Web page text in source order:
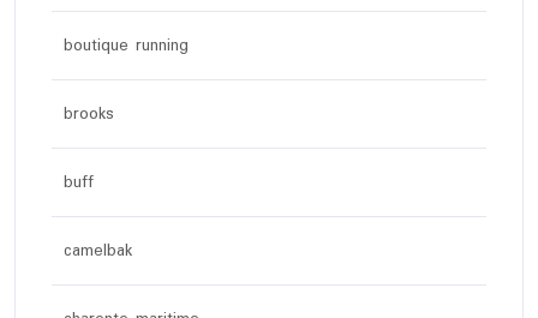
boutique running
brooks
buff
camelbak